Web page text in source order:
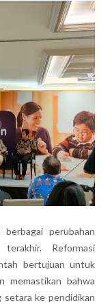
perubahan
Reformasi
bertujuan untuk
memastikan bahwa
setara ke pendidikan